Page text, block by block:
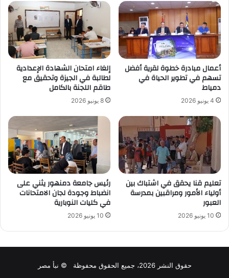
أعمال مبادرة خطوة لقرية أفضل
تسهم في تطوير الحياة في
دمياط
4 يونيو 2026
إلغاء امتحان الشهادة الإعدادية
لطالبة في الجيزة وتحقيق مع
طاقم اللجنة بالكامل
8 يونيو 2026
تعليم قنا يحقق في اشتباك بين
أولياء الأمور ومراقبين بمدرسة
العبور
10 يونيو 2026
رئيس جامعة دمنهور يثني على
انضباط وجودة لجان الامتحانات
في كليات النوبارية
10 يونيو 2026
حقوق النشر 2026، جميع الحقوق محفوظة © نبأ مصر